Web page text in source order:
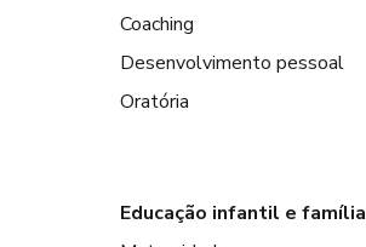
Coaching
Desenvolvimento pessoal
Oratória
Educação infantil e família